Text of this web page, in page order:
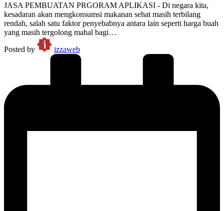
JASA PEMBUATAN PRGORAM APLIKASI - Di negara kita,
kesadaran akan mengkonsumsi makanan sehat masih terbilang
rendah, salah satu faktor penyebabnya antara lain seperti harga buah
yang masih tergolong mahal bagi…
Posted by
izzaweb